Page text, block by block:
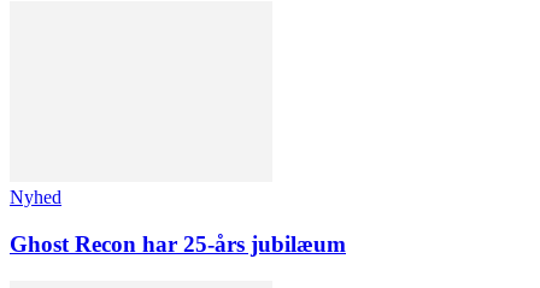
Nyhed
Ghost Recon har 25-års jubilæum